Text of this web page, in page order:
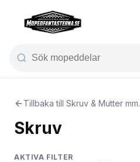
Tillbaka till Skruv & Mutter mm.
Skruv
AKTIVA FILTER